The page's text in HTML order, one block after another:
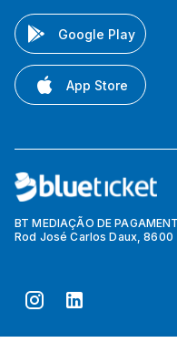
Google Play
App Store
BT MEDIAÇÃO DE
Rod José Carlos Daux,